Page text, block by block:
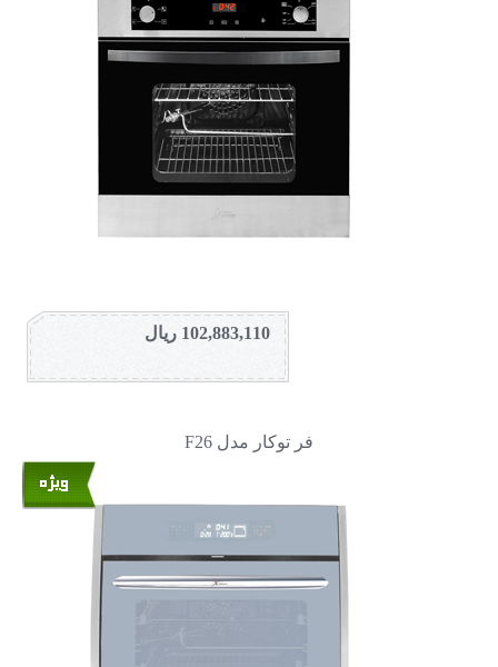
102,883,110 ریال
فر توکار مدل F26